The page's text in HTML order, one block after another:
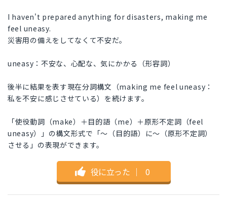
I haven't prepared anything for disasters, making me
feel uneasy.
災害用の備えをしてなくて不安だ。
uneasy：不安な、心配な、気にかかる（形容詞）
後半に結果を表す現在分詞構文（making me feel uneasy：
私を不安に感じさせている）を続けます。
「使役動詞（make）＋目的語（me）＋原形不定詞（feel
uneasy）」の構文形式で「～（目的語）に～（原形不定詞）
させる」の表現ができます。
役に立った ｜ 0